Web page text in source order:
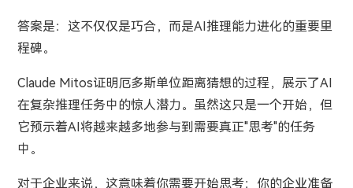
答案是：这不仅仅是巧合，而是AI推理能力进化的重要里
程碑。
Claude Mitos证明厄多斯单位距离猜想的过程，展示了AI
在复杂推理任务中的惊人潜力。虽然这只是一个开始，但
它预示着AI将越来越多地参与到需要真正"思考"的任务
中。
对于企业来说，这意味着你需要开始思考：你的企业准备